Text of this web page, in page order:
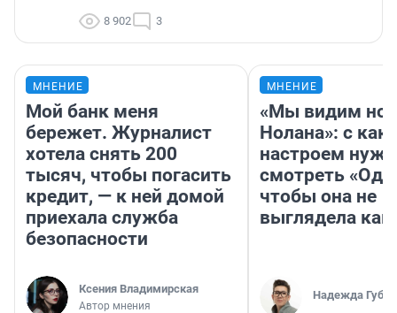
8 902 3
МНЕНИЕ
Мой банк меня
бережет. Журналист
хотела снять 200
тысяч, чтобы погасить
кредит, — к ней домой
приехала служба
безопасности
Ксения Владимирская
Автор мнения
МНЕНИЕ
«Мы видим
Нолана»: с
настроем
смотреть
чтобы она не
выглядела как
Надежда